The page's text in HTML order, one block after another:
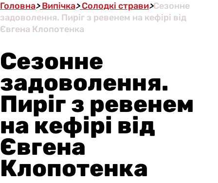
Головна>Випічка>Солодкі страви>Сезонне
задоволення. Пиріг з ревенем на кефірі від
Євгена Клопотенка
Сезонне
задоволення.
Пиріг з ревенем
на кефірі від
Євгена
Клопотенка